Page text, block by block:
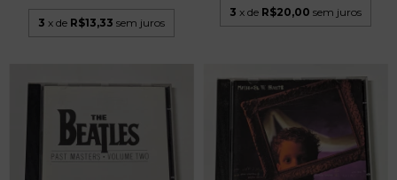
3 x de R$13,33 sem juros
3 x de R$20,00 sem juros